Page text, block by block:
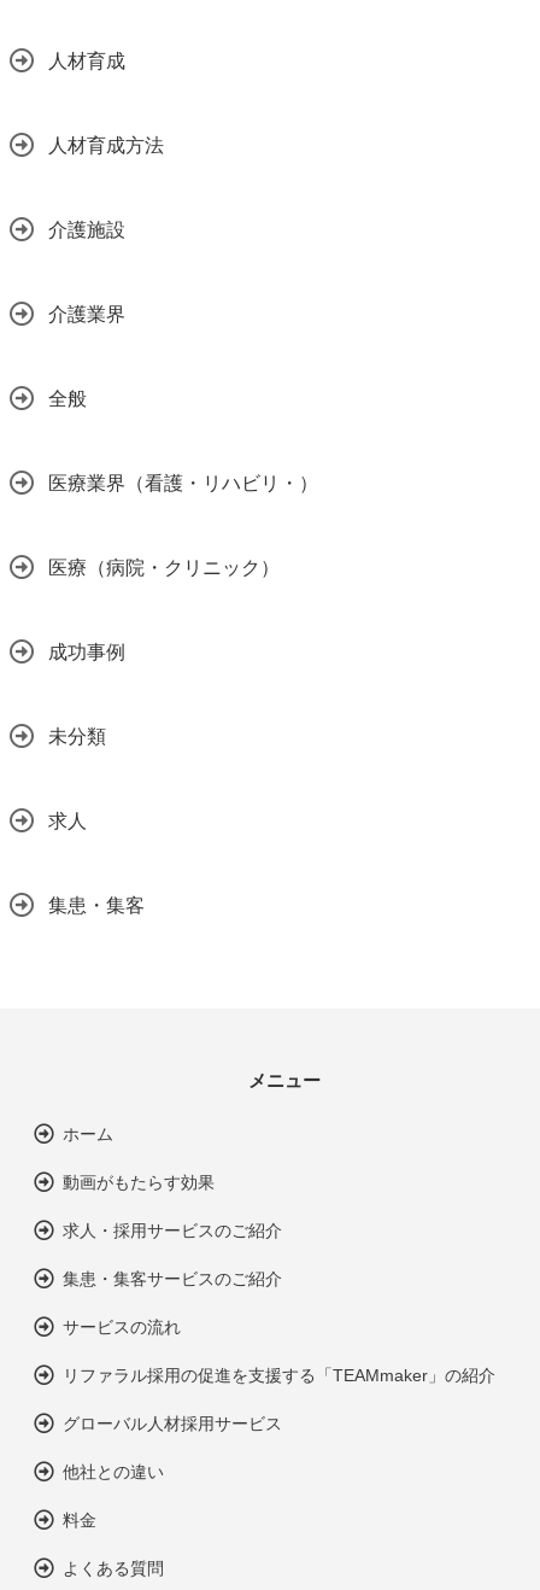
人材育成
人材育成方法
介護施設
介護業界
全般
医療業界（看護・リハビリ・）
医療（病院・クリニック）
成功事例
未分類
求人
集患・集客
メニュー
ホーム
動画がもたらす効果
求人・採用サービスのご紹介
集患・集客サービスのご紹介
サービスの流れ
リファラル採用の促進を支援する「TEAMmaker」の紹介
グローバル人材採用サービス
他社との違い
料金
よくある質問